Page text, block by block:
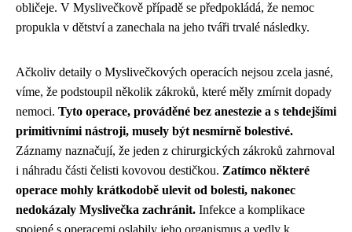
obličeje. V Myslivečkově případě se předpokládá, že nemoc
propukla v dětství a zanechala na jeho tváři trvalé následky.
Ačkoliv detaily o Myslivečkových operacích nejsou zcela jasné,
víme, že podstoupil několik zákroků, které měly zmírnit dopady
nemoci. Tyto operace, prováděné bez anestezie a s tehdejšími
primitivními nástroji, musely být nesmírně bolestivé.
Záznamy naznačují, že jeden z chirurgických zákroků zahrnoval
i náhradu části čelisti kovovou destičkou. Zatímco některé
operace mohly krátkodobě ulevit od bolesti, nakonec
nedokázaly Myslivečka zachránit. Infekce a komplikace
spojené s operacemi oslabily jeho organismus a vedly k